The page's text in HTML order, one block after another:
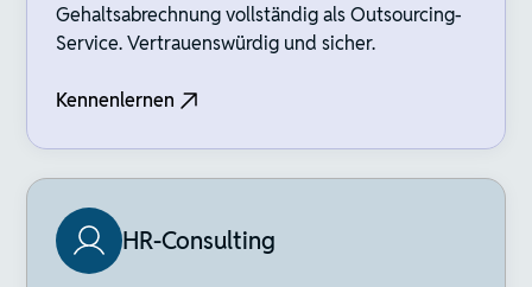
Gehaltsabrechnung vollständig als Outsourcing-
Service. Vertrauenswürdig und sicher.
Kennenlernen
HR-Consulting